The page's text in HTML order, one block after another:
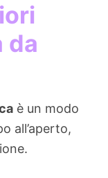
da
è un modo
all’aperto,